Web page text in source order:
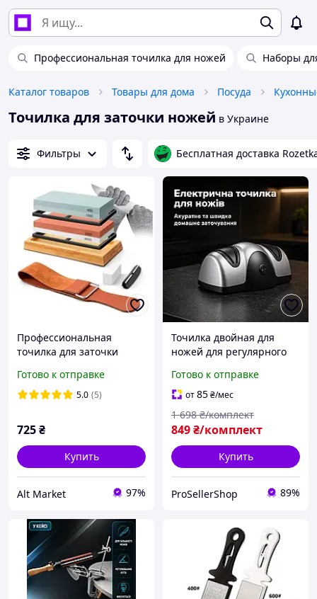
Профессиональная точилка для ножей Наборы
Каталог товаров Товары для дома Посуда
Точилка для заточки ножей в Украине
Фильтры Бесплатная доставка
Профессиональная
точилка для заточки
подставкой и водных
камней, набор
Готово к отправке
5.0 (5)
725₴
Купить
Alt Market 97%
Точилка двойная для
ножей для регулярного
Профессиональная
Точилка для заточки
ножей Электрическая
точилка
Готово к отправке
от85₴/мес
849₴/комплект
1 698 ₴/комплект
Купить
ProSellerShop 89%